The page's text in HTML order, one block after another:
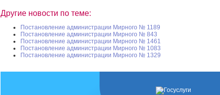
Другие новости по теме:
Постановление администрации Мирного № 1189
Постановление администрации Мирного № 843
Постановление администрации Мирного № 1461
Постановление администрации Мирного № 1083
Постановление администрации Мирного № 1329